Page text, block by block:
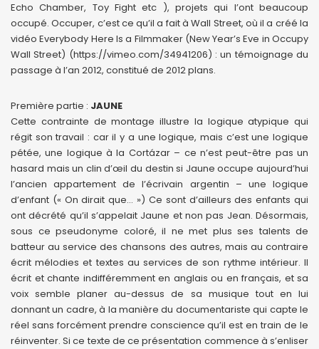
Echo Chamber, Toy Fight etc ), projets qui l’ont beaucoup
occupé. Occuper, c’est ce qu’il a fait à Wall Street, où il a créé la
vidéo Everybody Here Is a Filmmaker (New Year’s Eve in Occupy
Wall Street) (https://vimeo.com/34941206) : un témoignage du
passage à l’an 2012, constitué de 2012 plans.
Première partie : JAUNE
Cette contrainte de montage illustre la logique atypique qui
régit son travail : car il y a une logique, mais c’est une logique
pétée, une logique à la Cortázar – ce n’est peut-être pas un
hasard mais un clin d’œil du destin si Jaune occupe aujourd’hui
l’ancien appartement de l’écrivain argentin – une logique
d’enfant (« On dirait que… ») Ce sont d’ailleurs des enfants qui
ont décrété qu’il s’appelait Jaune et non pas Jean. Désormais,
sous ce pseudonyme coloré, il ne met plus ses talents de
batteur au service des chansons des autres, mais au contraire
écrit mélodies et textes au services de son rythme intérieur. Il
écrit et chante indifféremment en anglais ou en français, et sa
voix semble planer au-dessus de sa musique tout en lui
donnant un cadre, à la manière du documentariste qui capte le
réel sans forcément prendre conscience qu’il est en train de le
réinventer. Si ce texte de ce présentation commence à s’enliser